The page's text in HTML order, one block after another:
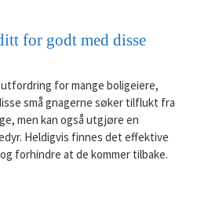
for godt med disse
for mange boligeiere,
små gnagerne søker tilflukt fra
men kan også utgjøre en
Heldigvis finnes det effektive
forhindre at de kommer tilbake.